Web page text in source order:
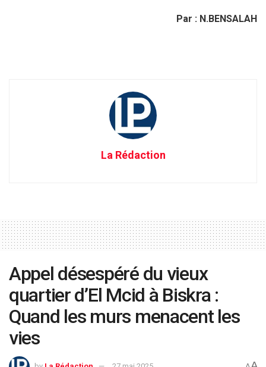
Par : N.BENSALAH
La Rédaction
Appel désespéré du vieux
quartier d’El Mcid à Biskra :
Quand les murs menacent les
vies